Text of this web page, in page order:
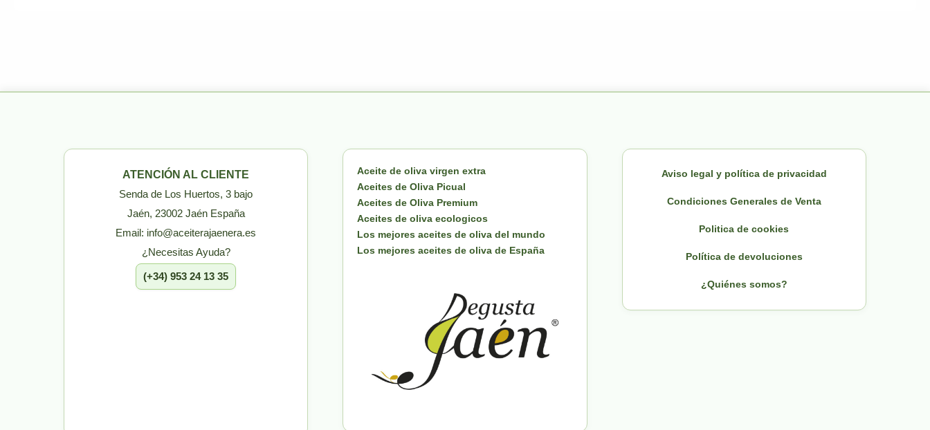
ATENCIÓN AL CLIENTE
Senda de Los Huertos, 3 bajo
Jaén, 23002 Jaén España
Email: info@aceiterajaenera.es
¿Necesitas Ayuda?
(+34) 953 24 13 35
Aceite de oliva virgen extra
Aceites de Oliva Picual
Aceites de Oliva Premium
Aceites de oliva ecologicos
Los mejores aceites de oliva del mundo
Los mejores aceites de oliva de España
Aviso legal y política de privacidad
Condiciones Generales de Venta
Politica de cookies
Política de devoluciones
¿Quiénes somos?